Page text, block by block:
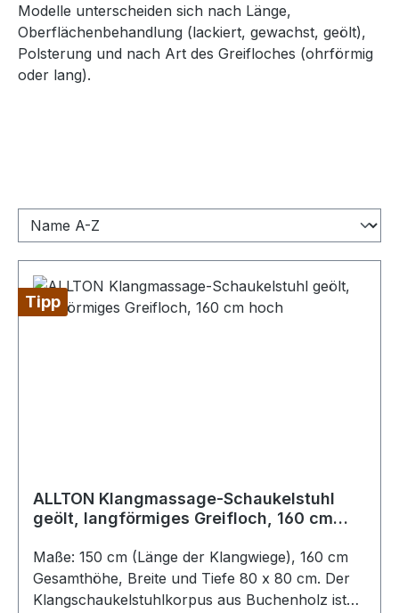
Modelle unterscheiden sich nach Länge,
Oberflächenbehandlung (lackiert, gewachst, geölt),
Polsterung und nach Art des Greifloches (ohrförmig
oder lang).
Tipp
ALLTON Klangmassage-Schaukelstuhl
geölt, langförmiges Greifloch, 160 cm
Maße: 150 cm (Länge der Klangwiege), 160 cm
Gesamthöhe, Breite und Tiefe 80 x 80 cm. Der
Klangschaukelstuhlkorpus aus Buchenholz ist